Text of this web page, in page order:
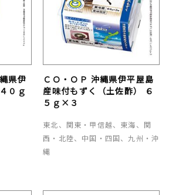
県伊
０ｇ
ＣＯ・ＯＰ 沖縄県伊平屋島
産味付もずく（土佐酢） ６
５ｇ×３
東北、関東・甲信越、東海、関
西・北陸、中国・四国、九州・沖
縄